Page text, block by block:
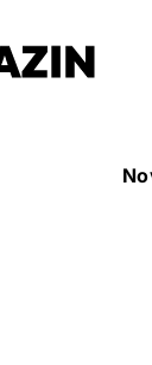
Nástroje